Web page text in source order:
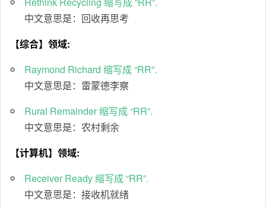
中文意思是：回收再思考
【综合】领域:
Raymond Richard 缩写成 “RR”.
中文意思是：雷蒙德李察
Rural Remainder 缩写成 “RR”.
中文意思是：农村剩余
【计算机】领域:
Receiver Ready 缩写成 “RR”.
中文意思是：接收机就绪